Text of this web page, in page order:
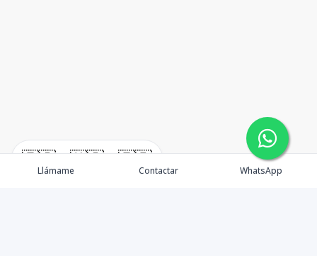
🇪🇸 🇺🇸 🇫🇷
Llámame Contactar WhatsApp